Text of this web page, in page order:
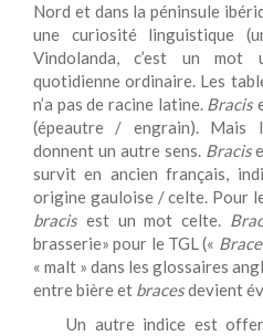
Nord et dans la péninsule
une curiosité linguistique
Vindolanda, c’est un
quotidienne ordinaire. Les
n’a pas de racine latine. Bracis
(épeautre / engrain). Mais
donnent un autre sens. Bracis
survit en ancien français,
origine gauloise / celte. Pour
bracisest un mot celte.
brasserie» pour le TGL («
« malt » dans les glossaires
entre bière et bracesdevient
Un autre indice est